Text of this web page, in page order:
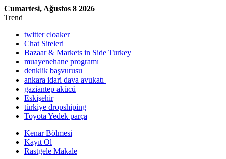
Cumartesi, Ağustos 8 2026
Trend
twitter cloaker
Chat Siteleri
Bazaar & Markets in Side Turkey
muayenehane programı
denklik başvurusu
ankara idari dava avukatı
gaziantep akücü
Eskişehir
türkiye dropshiping
Toyota Yedek parça
Kenar Bölmesi
Kayıt Ol
Rastgele Makale